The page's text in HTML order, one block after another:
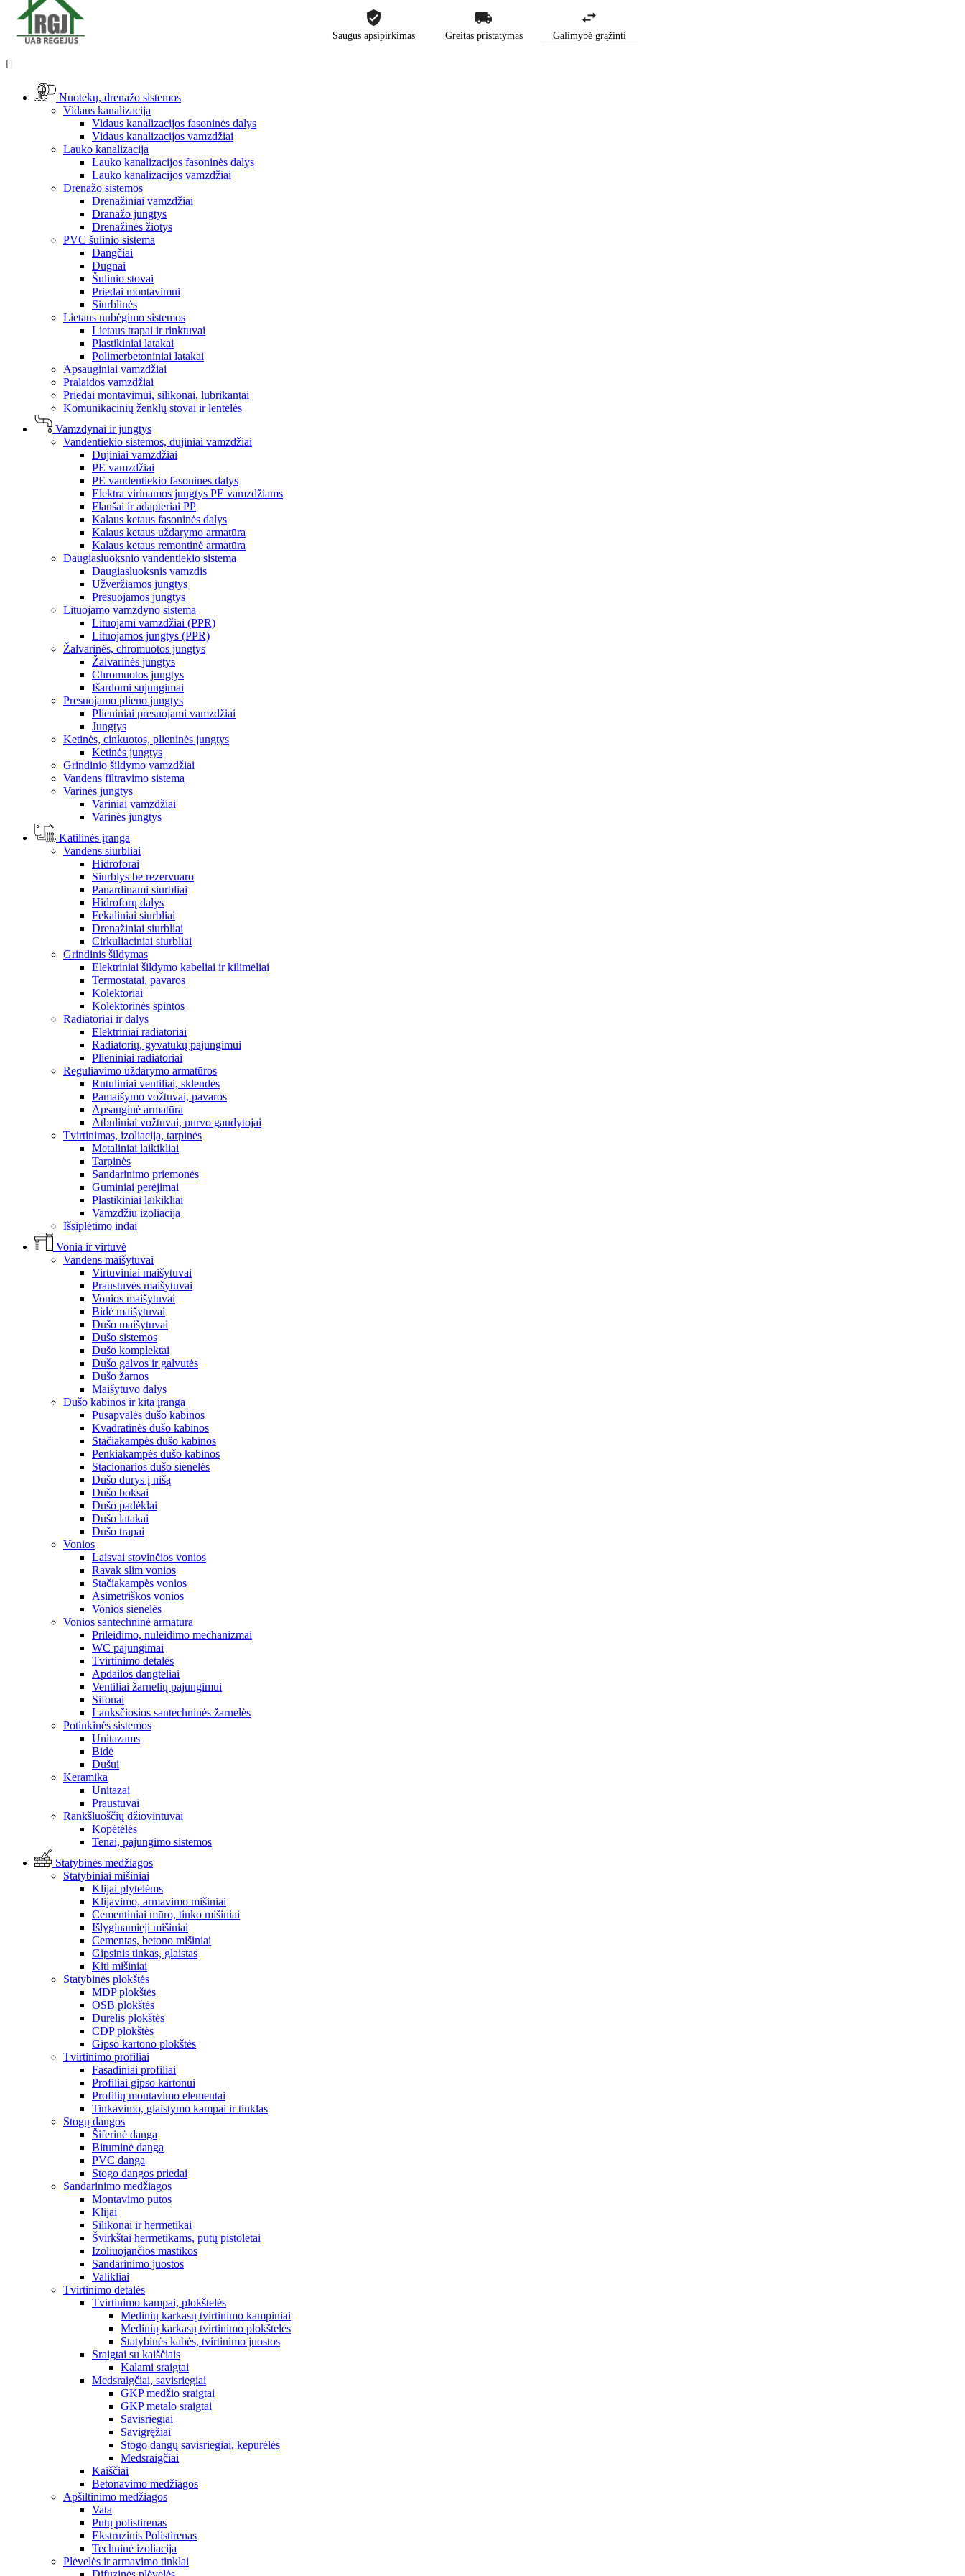
Saugus apsipirkimas Greitas pristatymas Galimybė grąžinti

Nuotekų, drenažo sistemos
Vidaus kanalizacija
Vidaus kanalizacijos fasoninės dalys
Vidaus kanalizacijos vamzdžiai
Lauko kanalizacija
Lauko kanalizacijos fasoninės dalys
Lauko kanalizacijos vamzdžiai
Drenažo sistemos
Drenažiniai vamzdžiai
Dranažo jungtys
Drenažinės žiotys
PVC šulinio sistema
Dangčiai
Dugnai
Šulinio stovai
Priedai montavimui
Siurblinės
Lietaus nubėgimo sistemos
Lietaus trapai ir rinktuvai
Plastikiniai latakai
Polimerbetoniniai latakai
Apsauginiai vamzdžiai
Pralaidos vamzdžiai
Priedai montavimui, silikonai, lubrikantai
Komunikacinių ženklų stovai ir lentelės
Vamzdynai ir jungtys
Vandentiekio sistemos, dujiniai vamzdžiai
Dujiniai vamzdžiai
PE vamzdžiai
PE vandentiekio fasonines dalys
Elektra virinamos jungtys PE vamzdžiams
Flanšai ir adapteriai PP
Kalaus ketaus fasoninės dalys
Kalaus ketaus uždarymo armatūra
Kalaus ketaus remontinė armatūra
Daugiasluoksnio vandentiekio sistema
Daugiasluoksnis vamzdis
Užveržiamos jungtys
Presuojamos jungtys
Lituojamo vamzdyno sistema
Lituojami vamzdžiai (PPR)
Lituojamos jungtys (PPR)
Žalvarinės, chromuotos jungtys
Žalvarinės jungtys
Chromuotos jungtys
Išardomi sujungimai
Presuojamo plieno jungtys
Plieniniai presuojami vamzdžiai
Jungtys
Ketinės, cinkuotos, plieninės jungtys
Ketinės jungtys
Grindinio šildymo vamzdžiai
Vandens filtravimo sistema
Varinės jungtys
Variniai vamzdžiai
Varinės jungtys
Katilinės įranga
Vandens siurbliai
Hidroforai
Siurblys be rezervuaro
Panardinami siurbliai
Hidroforų dalys
Fekaliniai siurbliai
Drenažiniai siurbliai
Cirkuliaciniai siurbliai
Grindinis šildymas
Elektriniai šildymo kabeliai ir kilimėliai
Termostatai, pavaros
Kolektoriai
Kolektorinės spintos
Radiatoriai ir dalys
Elektriniai radiatoriai
Radiatorių, gyvatukų pajungimui
Plieniniai radiatoriai
Reguliavimo uždarymo armatūros
Rutuliniai ventiliai, sklendės
Pamaišymo vožtuvai, pavaros
Apsauginė armatūra
Atbuliniai vožtuvai, purvo gaudytojai
Tvirtinimas, izoliacija, tarpinės
Metaliniai laikikliai
Tarpinės
Sandarinimo priemonės
Guminiai perėjimai
Plastikiniai laikikliai
Vamzdžiu izoliacija
Išsiplėtimo indai
Vonia ir virtuvė
Vandens maišytuvai
Virtuviniai maišytuvai
Praustuvės maišytuvai
Vonios maišytuvai
Bidė maišytuvai
Dušo maišytuvai
Dušo sistemos
Dušo komplektai
Dušo galvos ir galvutės
Dušo žarnos
Maišytuvo dalys
Dušo kabinos ir kita įranga
Pusapvalės dušo kabinos
Kvadratinės dušo kabinos
Stačiakampės dušo kabinos
Penkiakampės dušo kabinos
Stacionarios dušo sienelės
Dušo durys į nišą
Dušo boksai
Dušo padėklai
Dušo latakai
Dušo trapai
Vonios
Laisvai stovinčios vonios
Ravak slim vonios
Stačiakampės vonios
Asimetriškos vonios
Vonios sienelės
Vonios santechninė armatūra
Prileidimo, nuleidimo mechanizmai
WC pajungimai
Tvirtinimo detalės
Apdailos dangteliai
Ventiliai žarnelių pajungimui
Sifonai
Lanksčiosios santechninės žarnelės
Potinkinės sistemos
Unitazams
Bidė
Dušui
Keramika
Unitazai
Praustuvai
Rankšluoščių džiovintuvai
Kopėtėlės
Tenai, pajungimo sistemos
Statybinės medžiagos
Statybiniai mišiniai
Klijai plytelėms
Klijavimo, armavimo mišiniai
Cementiniai mūro, tinko mišiniai
Išlyginamieji mišiniai
Cementas, betono mišiniai
Gipsinis tinkas, glaistas
Kiti mišiniai
Statybinės plokštės
MDP plokštės
OSB plokštės
Durelis plokštės
CDP plokštės
Gipso kartono plokštės
Tvirtinimo profiliai
Fasadiniai profiliai
Profiliai gipso kartonui
Profilių montavimo elementai
Tinkavimo, glaistymo kampai ir tinklas
Stogų dangos
Šiferinė danga
Bituminė danga
PVC danga
Stogo dangos priedai
Sandarinimo medžiagos
Montavimo putos
Klijai
Silikonai ir hermetikai
Švirkštai hermetikams, putų pistoletai
Izoliuojančios mastikos
Sandarinimo juostos
Valikliai
Tvirtinimo detalės
Tvirtinimo kampai, plokštelės
Medinių karkasų tvirtinimo kampiniai
Medinių karkasų tvirtinimo plokštelės
Statybinės kabės, tvirtinimo juostos
Sraigtai su kaiščiais
Kalami sraigtai
Medsraigčiai, savisriegiai
GKP medžio sraigtai
GKP metalo sraigtai
Savisriegiai
Savigręžiai
Stogo dangų savisriegiai, kepurėlės
Medsraigčiai
Kaiščiai
Betonavimo medžiagos
Apšiltinimo medžiagos
Vata
Putų polistirenas
Ekstruzinis Polistirenas
Techninė izoliacija
Plėvelės ir armavimo tinklai